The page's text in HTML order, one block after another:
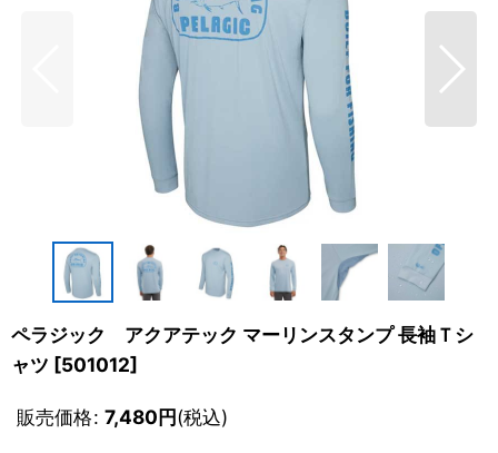
ペラジック アクアテック マーリンスタンプ 長袖Ｔシ
ャツ [501012]
販売価格: 7,480円(税込)